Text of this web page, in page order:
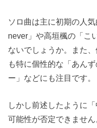
ソロ曲は主に初期の人
never」や高垣楓の「こ
ないでしょうか。また
も特に個性的な「あん
ー」などにも注目です。
しかし前述したように
可能性が否定できませ